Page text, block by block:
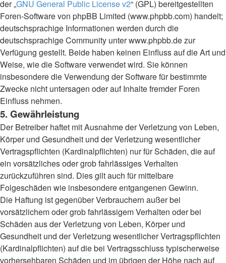
der „GNU General Public License v2“ (GPL) bereitgestellten
Foren-Software von phpBB Limited (www.phpbb.com) handelt;
deutschsprachige Informationen werden durch die
deutschsprachige Community unter www.phpbb.de zur
Verfügung gestellt. Beide haben keinen Einfluss auf die Art und
Weise, wie die Software verwendet wird. Sie können
insbesondere die Verwendung der Software für bestimmte
Zwecke nicht untersagen oder auf Inhalte fremder Foren
Einfluss nehmen.
5. Gewährleistung
Der Betreiber haftet mit Ausnahme der Verletzung von Leben,
Körper und Gesundheit und der Verletzung wesentlicher
Vertragspflichten (Kardinalpflichten) nur für Schäden, die auf
ein vorsätzliches oder grob fahrlässiges Verhalten
zurückzuführen sind. Dies gilt auch für mittelbare
Folgeschäden wie insbesondere entgangenen Gewinn.
Die Haftung ist gegenüber Verbrauchern außer bei
vorsätzlichem oder grob fahrlässigem Verhalten oder bei
Schäden aus der Verletzung von Leben, Körper und
Gesundheit und der Verletzung wesentlicher Vertragspflichten
(Kardinalpflichten) auf die bei Vertragsschluss typischerweise
vorhersehbaren Schäden und im übrigen der Höhe nach auf